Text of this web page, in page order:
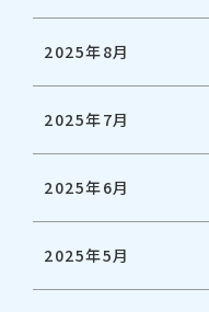
2025年8月
2025年7月
2025年6月
2025年5月